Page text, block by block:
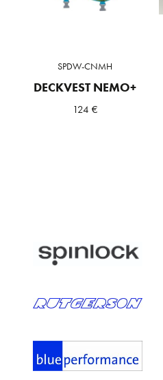
SPDW-CNMH
DECKVEST NEMO+
124 €